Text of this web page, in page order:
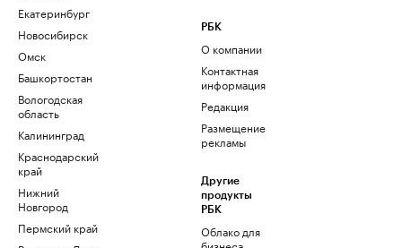
Екатеринбург
Новосибирск
Омск
Башкортостан
Вологодская
область
Калининград
Краснодарский
край
Нижний
Новгород
Пермский край
РБК
О компании
Контактная
информация
Редакция
Размещение
рекламы
Другие
продукты
РБК
Облако для